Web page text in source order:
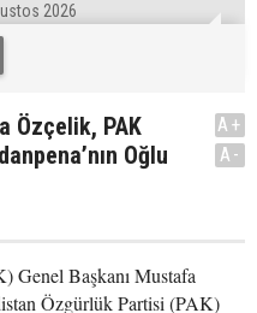
2026
Özçelik, PAK
Oğlu
A+
A-
Genel Başkanı Mustafa
Özgürlük Partisi (PAK)